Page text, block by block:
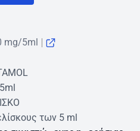
mg/5ml
των 5 ml